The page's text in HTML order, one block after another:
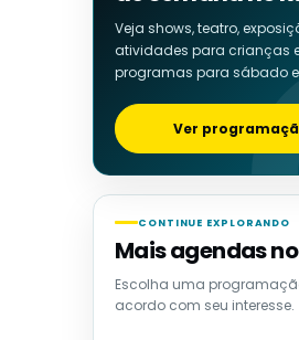
Veja shows, teatro,
atividades para crianças
programas para sábado
Ver
CONTINUE EXPLORANDO
Mais agendas
Escolha uma
acordo com seu interesse.